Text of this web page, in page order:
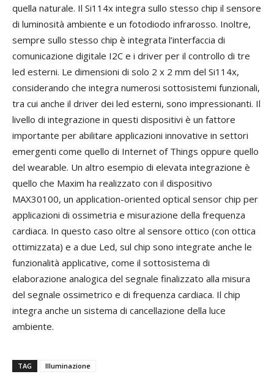
quella naturale. Il Si114x integra sullo stesso chip il sensore
di luminosità ambiente e un fotodiodo infrarosso. Inoltre,
sempre sullo stesso chip è integrata l’interfaccia di
comunicazione digitale I2C e i driver per il controllo di tre
led esterni. Le dimensioni di solo 2 x 2 mm del Si114x,
considerando che integra numerosi sottosistemi funzionali,
tra cui anche il driver dei led esterni, sono impressionanti. Il
livello di integrazione in questi dispositivi è un fattore
importante per abilitare applicazioni innovative in settori
emergenti come quello di Internet of Things oppure quello
del wearable. Un altro esempio di elevata integrazione è
quello che Maxim ha realizzato con il dispositivo
MAX30100, un application-oriented optical sensor chip per
applicazioni di ossimetria e misurazione della frequenza
cardiaca. In questo caso oltre al sensore ottico (con ottica
ottimizzata) e a due Led, sul chip sono integrate anche le
funzionalità applicative, come il sottosistema di
elaborazione analogica del segnale finalizzato alla misura
del segnale ossimetrico e di frequenza cardiaca. Il chip
integra anche un sistema di cancellazione della luce
ambiente.
TAG Illuminazione